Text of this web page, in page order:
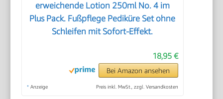
erweichende Lotion 250ml No. 4 im
Plus Pack. Fußpflege Pediküre Set ohne
Schleifen mit Sofort-Effekt.
18,95 €
Bei Amazon ansehen
* Anzeige Preis inkl. MwSt., zzgl. Versandkosten